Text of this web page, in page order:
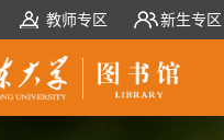
教师专区 新生专区